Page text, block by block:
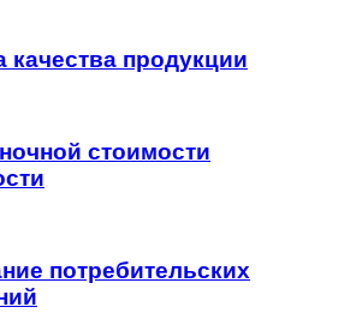
качества продукции
стоимости
потребительских